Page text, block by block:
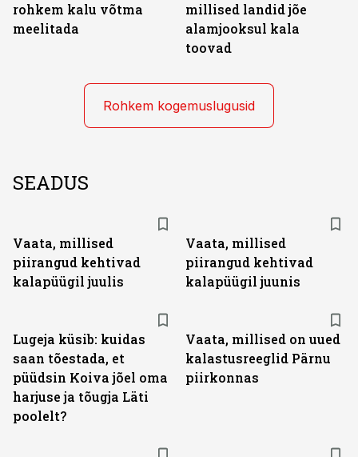
rohkem kalu võtma
meelitada
millised landid jõe
alamjooksul kala
toovad
Rohkem kogemuslugusid
SEADUS
Vaata, millised
piirangud kehtivad
kalapüügil juulis
Vaata, millised
piirangud kehtivad
kalapüügil juunis
Lugeja küsib: kuidas
saan tõestada, et
püüdsin Koiva jõel oma
harjuse ja tõugja Läti
poolelt?
Vaata, millised on uued
kalastusreeglid Pärnu
piirkonnas